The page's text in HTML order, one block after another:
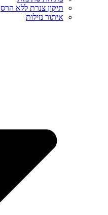
תיקון צנרת ללא הרס
איתור נזילות